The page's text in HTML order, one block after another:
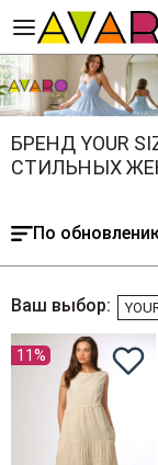
БРЕНД YOUR
СТИЛЬНЫХ
По
Ваш выбор:
11%